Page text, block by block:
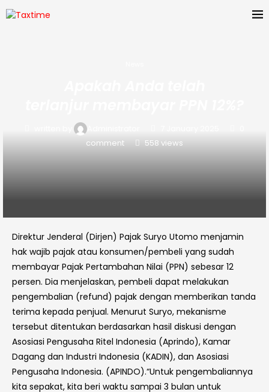
comment
558 views
Direktur Jenderal (Dirjen) Pajak Suryo Utomo menjamin
hak wajib pajak atau konsumen/pembeli yang sudah
membayar Pajak Pertambahan Nilai (PPN) sebesar 12
persen. Dia menjelaskan, pembeli dapat melakukan
pengembalian (refund) pajak dengan memberikan tanda
terima kepada penjual. Menurut Suryo, mekanisme
tersebut ditentukan berdasarkan hasil diskusi dengan
Asosiasi Pengusaha Ritel Indonesia (Aprindo), Kamar
Dagang dan Industri Indonesia (KADIN), dan Asosiasi
Pengusaha Indonesia. (APINDO).“Untuk pengembaliannya
kita sepakat, kita beri waktu sampai 3 bulan untuk